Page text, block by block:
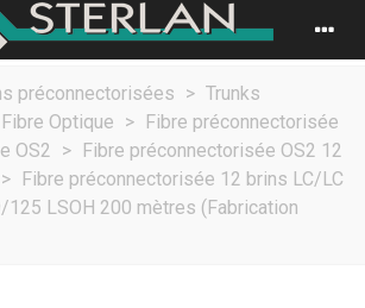
préconnectorisées > Trunks
Optique > Fibre préconnectorisée
OS2 > Fibre préconnectorisée OS2 12
> Fibre préconnectorisée 12 brins LC/LC
125 LSOH 200 mètres (Fabrication